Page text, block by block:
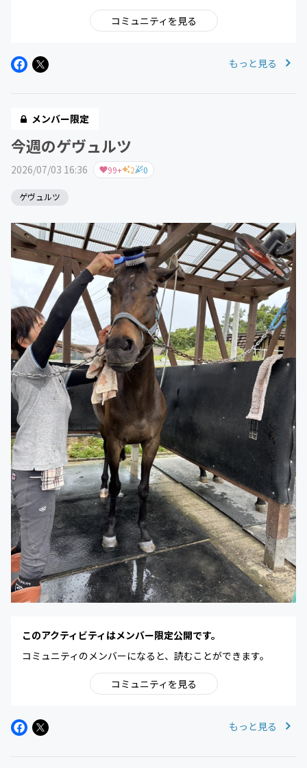
コミュニティを見る
もっと見る
メンバー限定
今週のゲヴュルツ
2026/07/03 16:36 99+ 2 0
ゲヴュルツ
このアクティビティはメンバー限定公開です。
コミュニティのメンバーになると、読むことができます。
コミュニティを見る
もっと見る